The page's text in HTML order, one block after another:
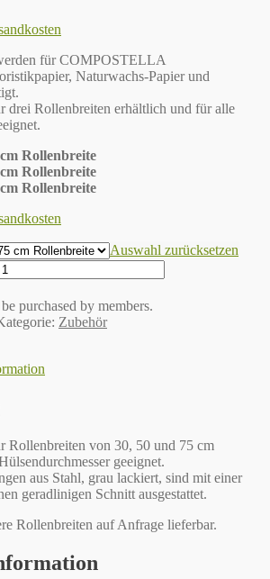
für COMPOSTELLA
Naturwachs-Papier und
drei Rollenbreiten erhältlich und für alle
Rollenbreite
Rollenbreite
Rollenbreite
Auswahl zurücksetzen
purchased by members.
Zubehör
Rollenbreiten von 30, 50 und 75 cm
geeignet.
aus Stahl, grau lackiert, sind mit einer
geradlinigen Schnitt ausgestattet.
Rollenbreiten auf Anfrage lieferbar.